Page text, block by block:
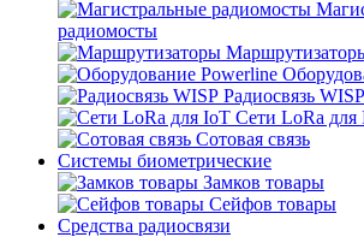
радиомосты
Радиосвязь WISP
Сети LoRa для
Сотовая связь
Системы биометрические
Замков товары
Сейфов товары
Средства радиосвязи